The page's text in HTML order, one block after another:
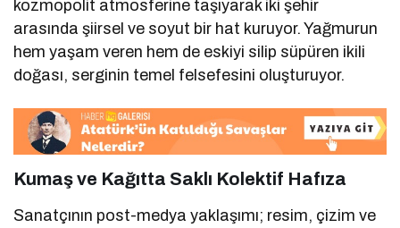
kozmopolit atmosferine taşıyarak iki şehir
arasında şiirsel ve soyut bir hat kuruyor. Yağmurun
hem yaşam veren hem de eskiyi silip süpüren ikili
doğası, serginin temel felsefesini oluşturuyor.
Kumaş ve Kağıtta Saklı Kolektif Hafıza
Sanatçının post-medya yaklaşımı; resim, çizim ve